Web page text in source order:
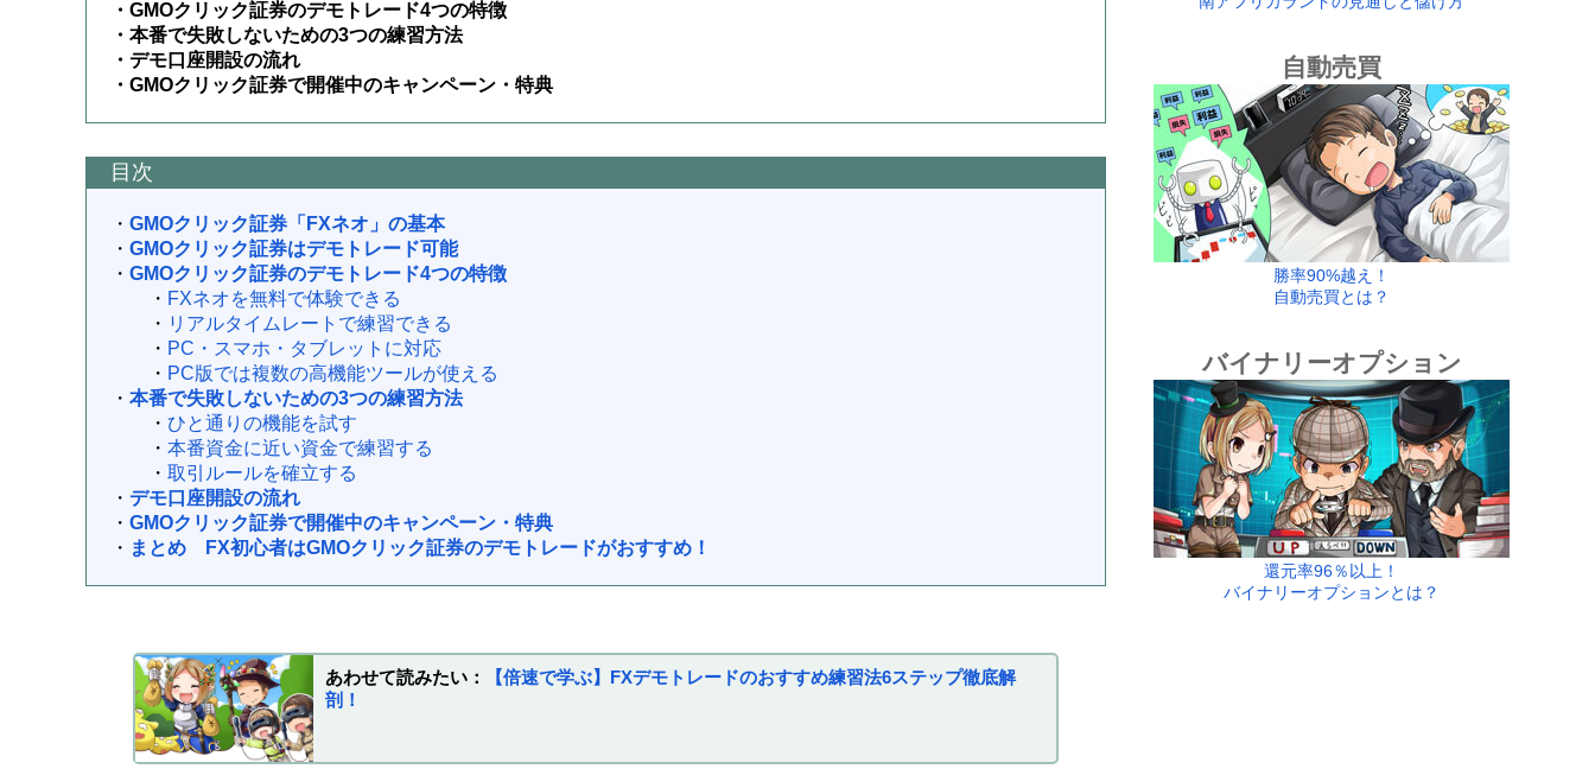
・GMOクリック証券のデモトレード4つの特徴
・本番で失敗しないための3つの練習方法
・デモ口座開設の流れ
・GMOクリック証券で開催中のキャンペーン・特典
目次
・ GMOクリック証券「FXネオ」の基本
・ GMOクリック証券はデモトレード可能
・ GMOクリック証券のデモトレード4つの特徴
・ FXネオを無料で体験できる
・ リアルタイムレートで練習できる
・ PC・スマホ・タブレットに対応
・ PC版では複数の高機能ツールが使える
・ 本番で失敗しないための3つの練習方法
・ ひと通りの機能を試す
・ 本番資金に近い資金で練習する
・ 取引ルールを確立する
・ デモ口座開設の流れ
・ GMOクリック証券で開催中のキャンペーン・特典
・ まとめ FX初心者はGMOクリック証券のデモトレードがおすすめ！
あわせて読みたい：
【倍速で学ぶ】FXデモトレードのおすすめ練習法6ステップ徹底解
剖！
自動売買
勝率90%越え！
自動売買とは？
バイナリーオプション
還元率96％以上！
バイナリーオプションとは？